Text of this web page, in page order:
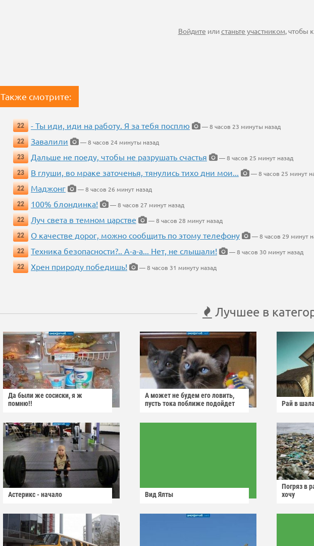
Войдите илистаньте участником, чтобы
Также смотрите:
22 - Ты иди, иди на работу. Я за тебя посплю
— 8 часов 23 минуты назад
22
Завалили
— 8 часов 24 минуты назад
23
Дальше не поеду, чтобы не разрушать счастья
— 8 часов 25 минут назад
23
В глуши, во мраке заточенья, тянулись тихо дни мои...
— 8 часов 25 минут
22
Маджонг
— 8 часов 26 минут назад
22
100% блондинка!
— 8 часов 27 минут назад
22
Луч света в темном царстве
— 8 часов 28 минут назад
22
О качестве дорог, можно сообщить по этому телефону
— 8 часов 29 минут
22
Техника безопасности?.. А-а-а... Нет, не слышали!
— 8 часов 30 минут назад
22
Хрен природу победишь! — 8 часов 31 минуту назад
Лучшее в
Да были же сосиски, я ж
помню!!
А может не будем его ловить,
пусть тока поближе подойдет
Рай в
Астерикс - начало Вид Ялты
Погряз в
хочу